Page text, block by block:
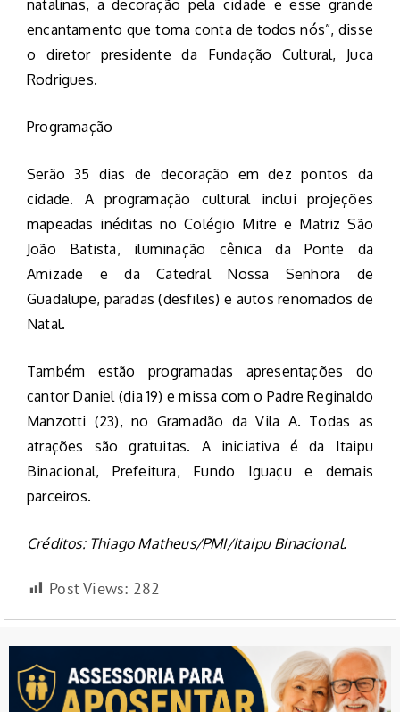
natalinas, a decoração pela cidade e esse grande
encantamento que toma conta de todos nós”, disse
o diretor presidente da Fundação Cultural, Juca
Rodrigues.
Programação
Serão 35 dias de decoração em dez pontos da
cidade. A programação cultural inclui projeções
mapeadas inéditas no Colégio Mitre e Matriz São
João Batista, iluminação cênica da Ponte da
Amizade e da Catedral Nossa Senhora de
Guadalupe, paradas (desfiles) e autos renomados de
Natal.
Também estão programadas apresentações do
cantor Daniel (dia 19) e missa com o Padre Reginaldo
Manzotti (23), no Gramadão da Vila A. Todas as
atrações são gratuitas. A iniciativa é da Itaipu
Binacional, Prefeitura, Fundo Iguaçu e demais
parceiros.
Créditos: Thiago Matheus/PMI/Itaipu Binacional.
Post Views: 282